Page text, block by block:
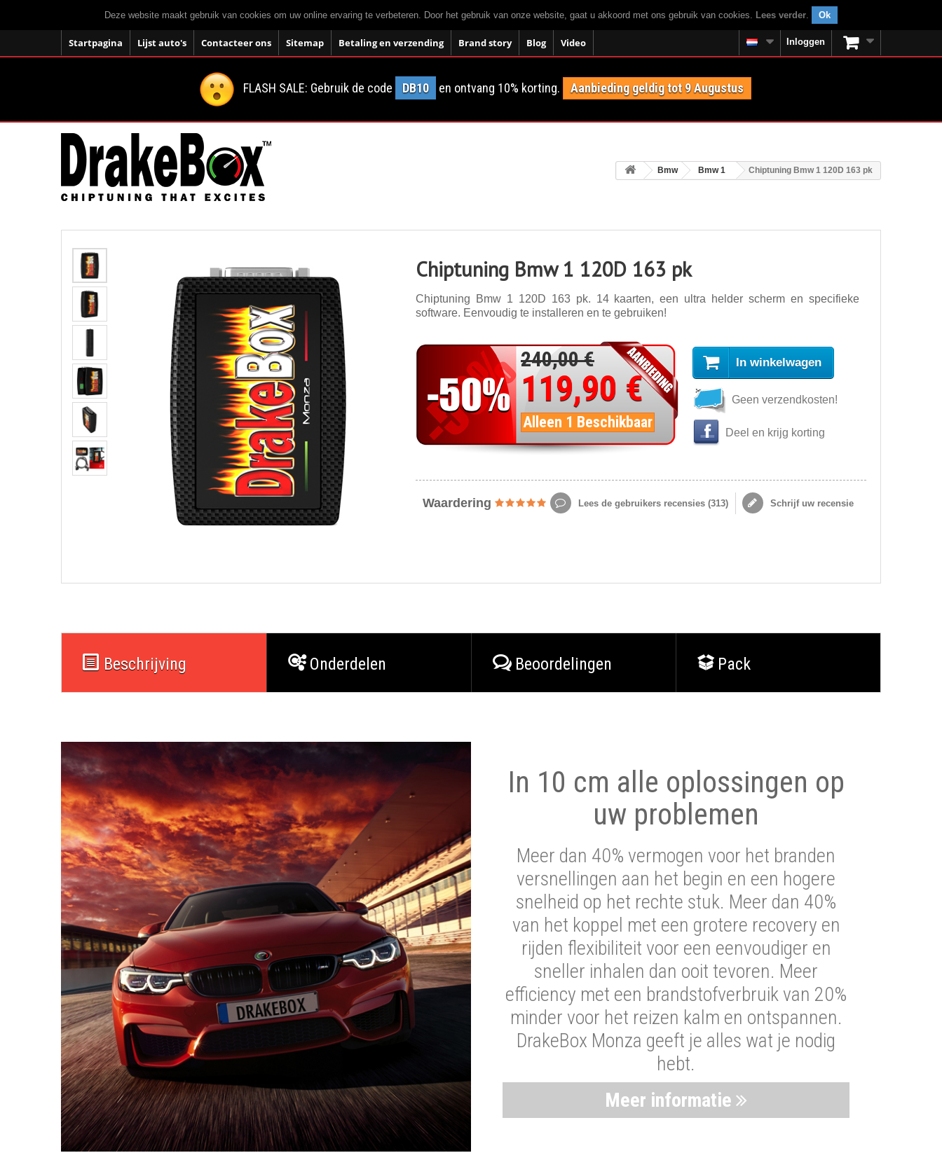
Deze website maakt gebruik van cookies om uw online ervaring te verbeteren. Door het gebruik van onze website, gaat u akkoord met ons gebruik van cookies. Lees verder. Ok
Startpagina Lijst auto's Contacteer ons Sitemap Betaling en verzending Brand story Blog Video Inloggen
FLASH SALE: Gebruik de code DB10 en ontvang 10% korting. Aanbieding geldig tot 9 Augustus
Bmw Bmw 1 Chiptuning Bmw 1 120D 163 pk
Chiptuning Bmw 1 120D 163 pk
Chiptuning Bmw 1 120D 163 pk. 14 kaarten, een ultra helder scherm en specifieke
software. Eenvoudig te installeren en te gebruiken!
240,00 €
119,90 €
Alleen 1 Beschikbaar
In winkelwagen
Geen verzendkosten!
Deel en krijg korting
Waardering Lees de gebruikers recensies (313) Schrijf uw recensie
Beschrijving Onderdelen Beoordelingen Pack
In 10 cm alle oplossingen op
uw problemen
Meer dan 40% vermogen voor het branden
versnellingen aan het begin en een hogere
snelheid op het rechte stuk. Meer dan 40%
van het koppel met een grotere recovery en
rijden flexibiliteit voor een eenvoudiger en
sneller inhalen dan ooit tevoren. Meer
efficiency met een brandstofverbruik van 20%
minder voor het reizen kalm en ontspannen.
DrakeBox Monza geeft je alles wat je nodig
hebt.
Meer informatie